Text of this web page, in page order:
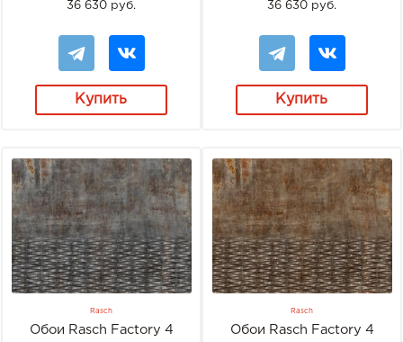
36 630 руб.
Купить
36 630 руб.
Купить
Rasch
Обои Rasch Factory 4
Rasch
Обои Rasch Factory 4